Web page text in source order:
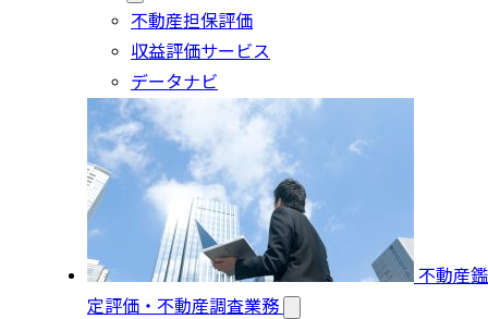
不動産担保評価
収益評価サービス
データナビ
不動産鑑
定評価・不動産調査業務